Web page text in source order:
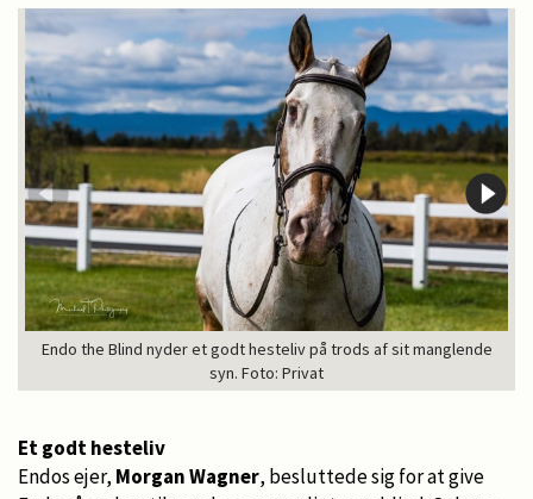
Endo the Blind nyder et godt hesteliv på trods af sit manglende
syn. Foto: Privat
Et godt hesteliv
Endos ejer, Morgan Wagner, besluttede sig for at give